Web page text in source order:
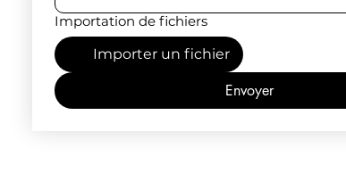
Importation de fichiers
Importer un fichier
Envoyer